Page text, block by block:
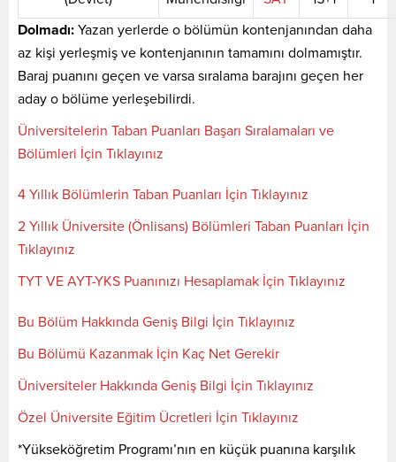
Dolmadı: Yazan yerlerde o bölümün kontenjanından daha
az kişi yerleşmiş ve kontenjanının tamamını dolmamıştır.
Baraj puanını geçen ve varsa sıralama barajını geçen her
aday o bölüme yerleşebilirdi.
Üniversitelerin Taban Puanları Başarı Sıralamaları ve
Bölümleri İçin Tıklayınız
4 Yıllık Bölümlerin Taban Puanları İçin Tıklayınız
2 Yıllık Üniversite (Önlisans) Bölümleri Taban Puanları İçin
Tıklayınız
TYT VE AYT-YKS Puanınızı Hesaplamak İçin Tıklayınız
Bu Bölüm Hakkında Geniş Bilgi İçin Tıklayınız
Bu Bölümü Kazanmak İçin Kaç Net Gerekir
Üniversiteler Hakkında Geniş Bilgi İçin Tıklayınız
Özel Üniversite Eğitim Ücretleri İçin Tıklayınız
*Yükseköğretim Programı’nın en küçük puanına karşılık